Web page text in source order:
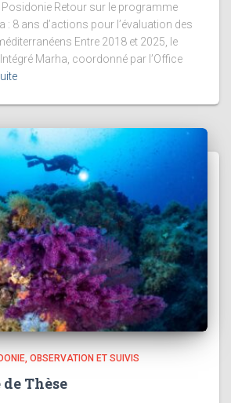
Posidonie Retour sur le programme
: 8 ans d’actions pour l’évaluation des
Entre 2018 et 2025, le
Marha, coordonné par l’Office
OBSERVATION ET SUIVIS
Thèse